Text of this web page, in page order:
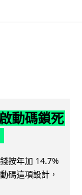
動碼鎖死
按年加 14.7%
碼這項設計，